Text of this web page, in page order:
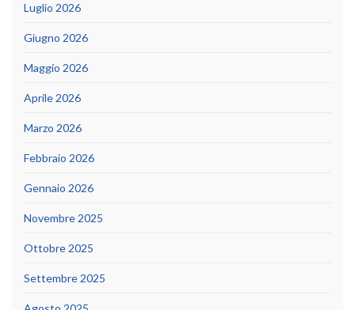
Luglio 2026
Giugno 2026
Maggio 2026
Aprile 2026
Marzo 2026
Febbraio 2026
Gennaio 2026
Novembre 2025
Ottobre 2025
Settembre 2025